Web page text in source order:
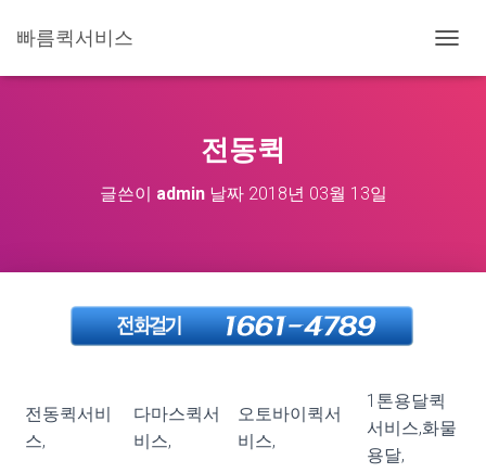
빠름퀵서비스
비
전동퀵
글쓴이 admin날짜 2018년 03월 13일
전동퀵서비
스,
다마스퀵서
비스,
오토바이퀵서
비스,
1톤용달퀵
서비스,화물
용달,